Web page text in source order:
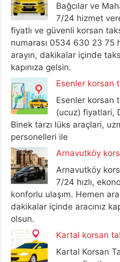
Bağcılar ve
7/24 hizmet
fiyatlı ve güvenli korsan
numarası 0534 630 23 75
arayın, dakikalar içinde
kapınıza gelsin.
Esenler korsan
Esenler korsan
(ucuz) fiyatlari,
Binek tarzı lüks araçlari,
personelleri ile
Arnavutköy
Arnavutköy
7/24 hızlı,
konforlu ulaşım. Hemen
dakikalar içinde aracınız
olsun.
Kartal korsan
Kartal Korsan